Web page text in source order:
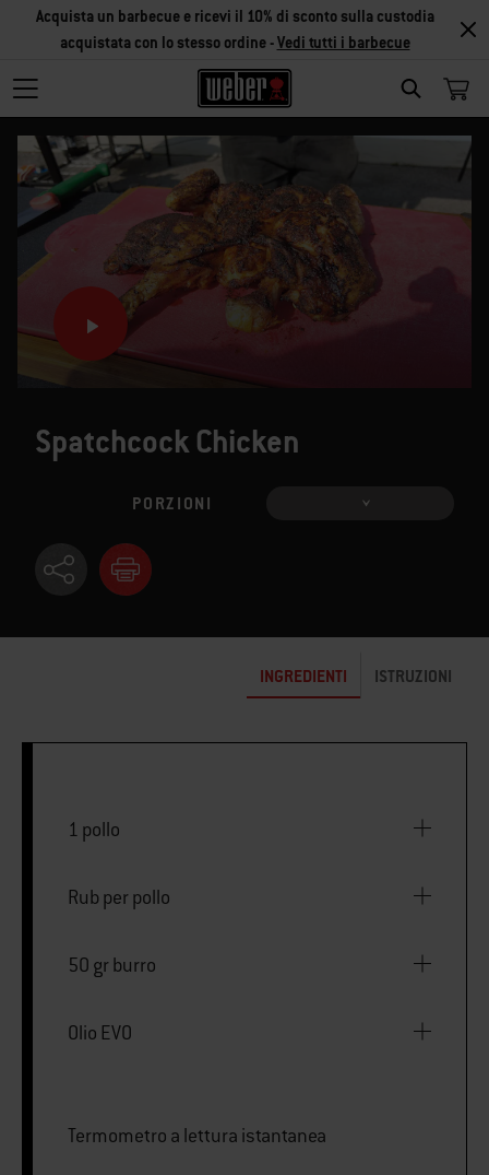
SEARCH
Acquista un barbecue e ricevi il 10% di sconto sulla custodia
acquistata con lo stesso ordine -Vedi tutti i barbecue
Spatchcock Chicken
PORZIONI
INGREDIENTI ISTRUZIONI
1 pollo
Rub per pollo
50 gr burro
Olio EVO
Termometro a lettura istantanea